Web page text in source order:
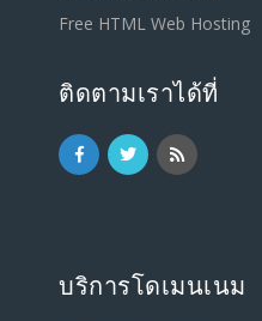
Free HTML Web Hosting
ติดตามเราได้ที่
บริการโดเมนเนม